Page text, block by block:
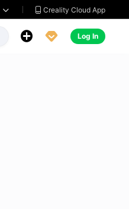
  Creality Cloud App
  Log In